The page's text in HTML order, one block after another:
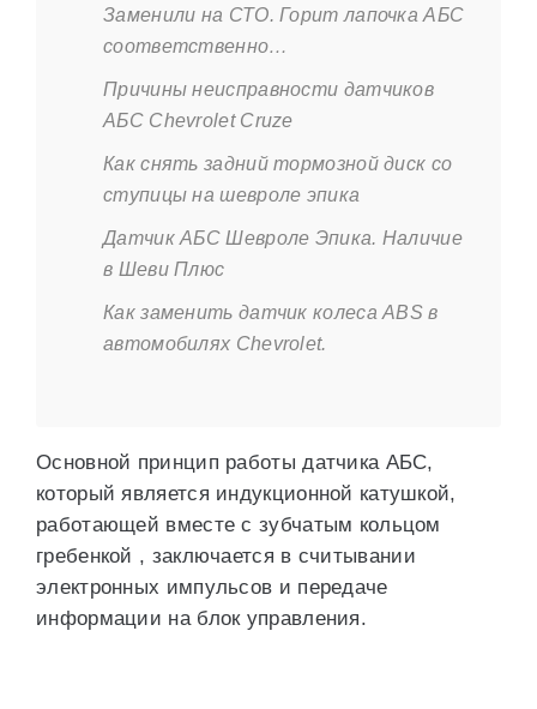
Заменили на СТО. Горит лапочка АБС
соответственно…
Причины неисправности датчиков
АБС Сhevrolet Сruze
Как снять задний тормозной диск со
ступицы на шевроле эпика
Датчик АБС Шевроле Эпика. Наличие
в Шеви Плюс
Как заменить датчик колеса ABS в
автомобилях Chevrolet.
Основной принцип работы датчика АБС,
который является индукционной катушкой,
работающей вместе с зубчатым кольцом
гребенкой , заключается в считывании
электронных импульсов и передаче
информации на блок управления.